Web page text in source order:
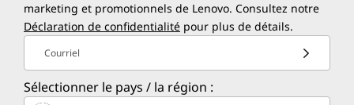
marketing et promotionnels de Lenovo. Consultez notre
Déclaration de confidentialité pour plus de détails.
Courriel
Sélectionner le pays / la région :